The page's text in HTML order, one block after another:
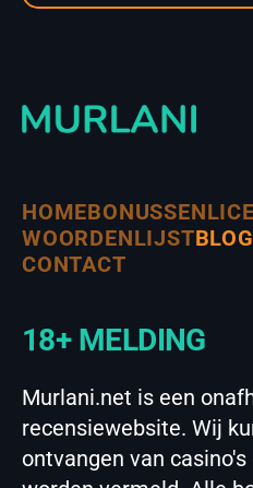
HOMEBONUSSEN
WOORDENLIJSTBLOG
CONTACT
18+ MELDING
Murlani.net is een
recensiewebsite. Wij
ontvangen van